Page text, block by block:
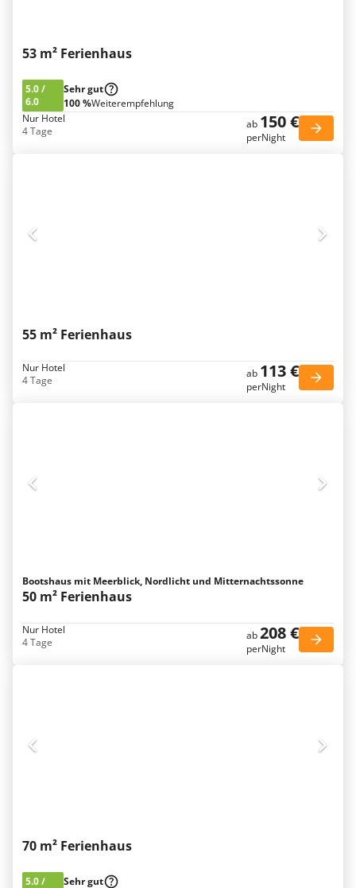
53 m² Ferienhaus
5.0/
6.0
Sehr gut
100 %Weiterempfehlung
Nur Hotel
4 Tage
ab 150 €
perNight
55 m² Ferienhaus
Nur Hotel
4 Tage
ab 113 €
perNight
Bootshaus mit Meerblick, Nordlicht und Mitternachtssonne
50 m² Ferienhaus
Nur Hotel
4 Tage
ab208 €
perNight
70 m² Ferienhaus
5.0/
Sehr gut